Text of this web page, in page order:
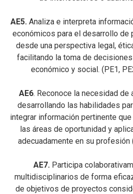
AE5. Analiza e interpreta
económicos para el desarrollo de
desde una perspectiva legal,
facilitando la toma de
económico y social. (PE1,
AE6. Reconoce la necesidad de
desarrollando las habilidades
integrar información pertinente
las áreas de oportunidad y
adecuadamente en su profesión
AE7. Participa
multidisciplinarios de forma
de objetivos de proyectos